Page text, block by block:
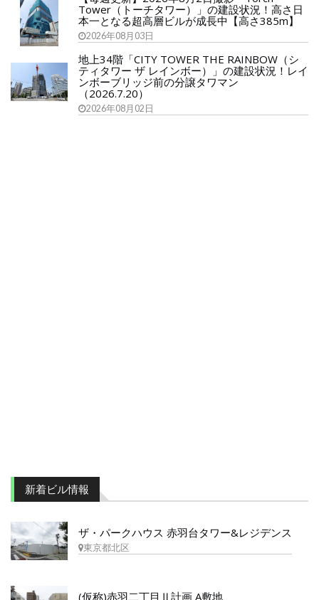
Tower（トーチタワー）」の建設状況！高さ日
本一となる超高層ビルが成長中【高さ385m】
2026年08月03日
地上34階「CITY TOWER THE RAINBOW（シ
ティタワー ザ レインボー）」の建設状況！レイ
ンボーブリッジ前の分譲タワマン
（2026.7.20）
2026年08月02日
新着ビル情報
ザ・パークハウス 赤羽台タワー&レジデンス
東京都北区
(仮称)赤羽二丁目Ⅱ計画 A敷地